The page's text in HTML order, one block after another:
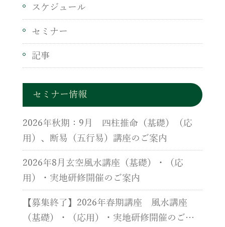
スケジュール
セミナー
記事
セミナー情報
2026年秋期：9月 四柱推命（基礎）（応
用）、断易（五行易）講座のご案内
2026年8月玄空風水講座（基礎）・（応
用）・実地研修開催のご案内
【募集終了】2026年春期講座 風水講座
（基礎）・（応用）・実地研修開催のご案